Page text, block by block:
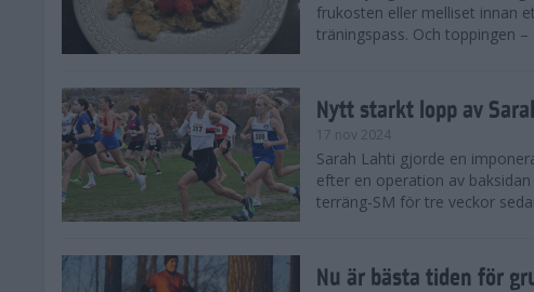
frukosten eller melliset innan
träningspass. Och toppingen
Nytt starkt lopp av
17 nov 2024
Sarah Lahti gjorde en
efter en operation av
terräng-SM för tre veckor
Nu är bästa tiden för